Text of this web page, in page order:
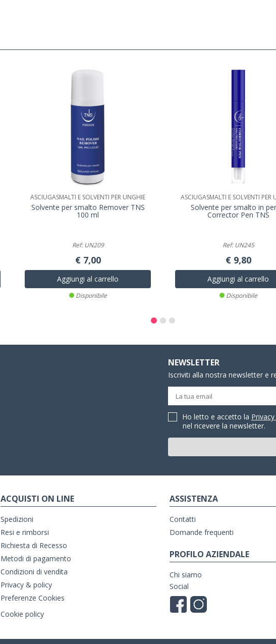
ASCIUGASMALTI E SOLVENTI PER UNGHIE
Solvente per smalto Remover TNS
100 ml
Ref: UN209
€ 7,00
Aggiungi al carrello
Disponibile
ASCIUGASMALTI E SOLVENTI PER
Solvente per smalto in
Corrector Pen TNS
Ref: UN245
€ 9,80
Aggiungi al carrello
Disponibile
NEWSLETTER
Iscriviti alla nostra newsletter e
Ho letto e accetto la
nel ricevere la newsletter.
ACQUISTI ON LINE
Spedizioni
Resi e rimborsi
Richiesta di Recesso
Metodi di pagamento
Condizioni di vendita
Privacy & policy
Preferenze Cookies
Cookie policy
ASSISTENZA
Contatti
Domande frequenti
PROFILO AZIENDALE
Chi siamo
Social